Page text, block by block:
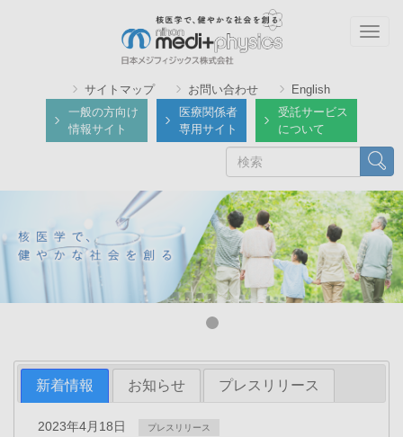
サイトマップ お問い合わせ
English
一般の方向け
情報サイト
医療関係者
専用サイト
受託サービス
について
検索
新着情報 お知らせ プレスリリース
2023年4月18日 プレスリリース